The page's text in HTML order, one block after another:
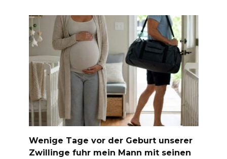
Wenige Tage vor der Geburt unserer
Zwillinge fuhr mein Mann mit seinen